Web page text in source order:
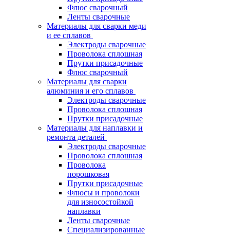
Флюс сварочный
Ленты сварочные
Материалы для сварки меди
и ее сплавов
Электроды сварочные
Проволока сплошная
Прутки присадочные
Флюс сварочный
Материалы для сварки
алюминия и его сплавов
Электроды сварочные
Проволока сплошная
Прутки присадочные
Материалы для наплавки и
ремонта деталей
Электроды сварочные
Проволока сплошная
Проволока
порошковая
Прутки присадочные
Флюсы и проволоки
для износостойкой
наплавки
Ленты сварочные
Специализированные